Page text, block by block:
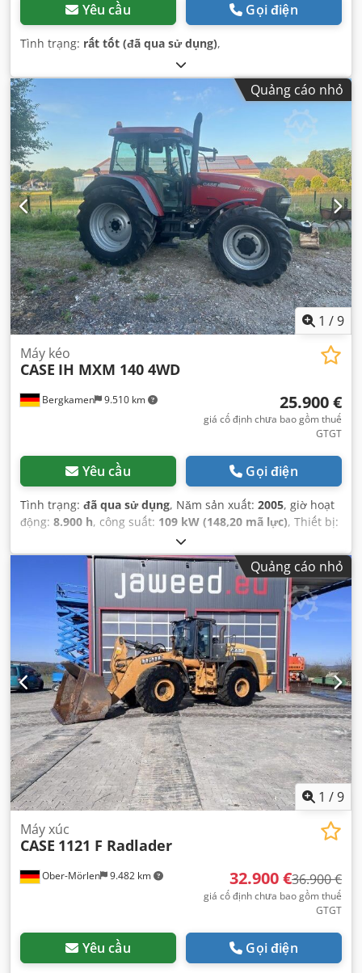
Yêu cầu Gọi điện
Tình trạng: rất tốt (đã qua sử dụng),
Quảng cáo nhỏ
1 /9
Bergkamen 9.510 km
Máy kéo
CASE IH MXM 140 4WD
25.900 €
giá cố định chưa bao gồm thuế
GTGT
Yêu cầu Gọi điện
Tình trạng: đã qua sử dụng, Năm sản xuất: 2005, giờ hoạt
động: 8.900 h, công suất: 109 kW (148,20 mã lực), Thiết bị:
ABS, cabin, dẫn động bốn bánh, điều hòa không khí
Quảng cáo nhỏ
1 /9
Ober-Mörlen 9.482 km
Máy xúc
CASE 1121 F Radlader
32.900 €36.900 €
giá cố định chưa bao gồm thuế
GTGT
Yêu cầu Gọi điện